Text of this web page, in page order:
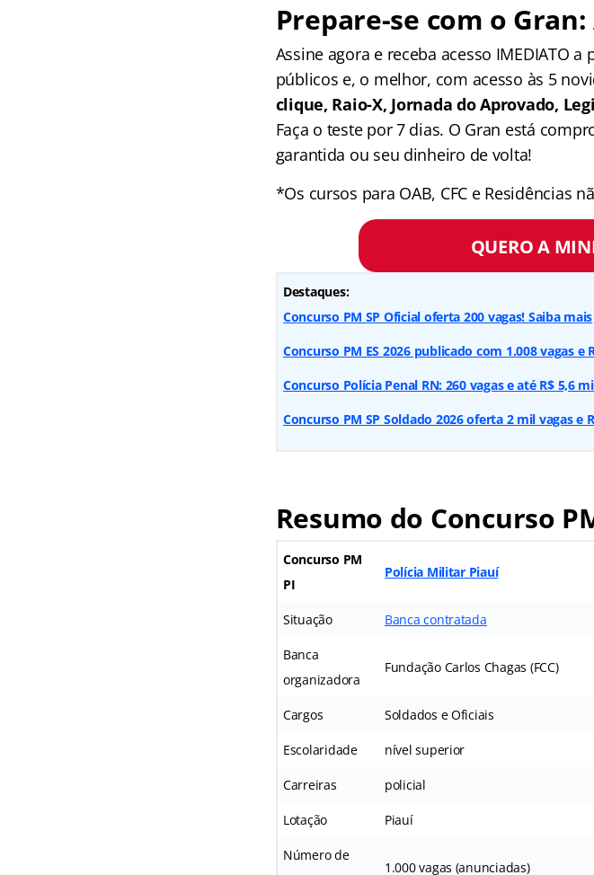
Prepare-se com o
Assine agora e receba acesso IMEDIATO
públicos e, o melhor, com acesso às 5
clique, Raio-X, Jornada do Aprovado,
Faça o teste por 7 dias. O Gran está
garantida ou seu dinheiro de volta!
*Os cursos para OAB, CFC e Residências
QUERO A
Destaques:
Concurso PM SP Oficial oferta 200 vagas! Saiba mais
Concurso PM ES 2026 publicado com 1.008 vagas e
Concurso Polícia Penal RN: 260 vagas e até R$ 5,6
Concurso PM SP Soldado 2026 oferta 2 mil vagas e
Resumo do Concurso
Concurso PM
PI
Polícia Militar Piauí
Situação Banca contratada
Banca
organizadora
Fundação Carlos Chagas (FCC)
Cargos Soldados e Oficiais
Escolaridade nível superior
Carreiras policial
Lotação Piauí
Número de
1.000 vagas (anunciadas)